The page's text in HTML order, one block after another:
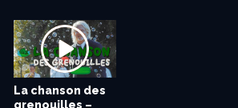
La chanson des
grenouilles –